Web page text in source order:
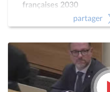
françaises 2030
partager